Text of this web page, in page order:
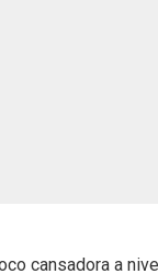
cansadora a